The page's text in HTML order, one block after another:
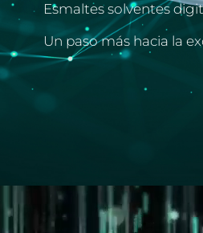
Esmaltes solventes
Un paso más hacia la